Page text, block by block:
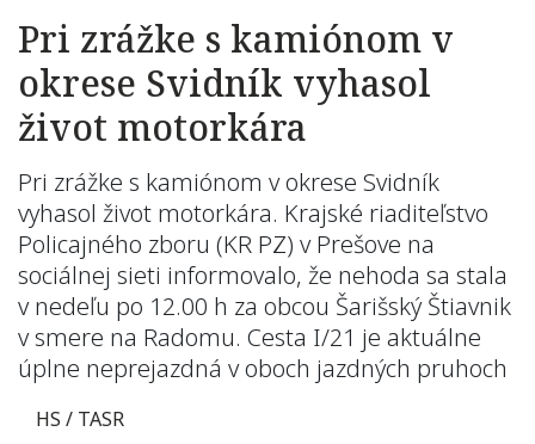
Pri zrážke s kamiónom v
okrese Svidník vyhasol
život motorkára
Pri zrážke s kamiónom v okrese Svidník
vyhasol život motorkára. Krajské riaditeľstvo
Policajného zboru (KR PZ) v Prešove na
sociálnej sieti informovalo, že nehoda sa stala
v nedeľu po 12.00 h za obcou Šarišský Štiavnik
v smere na Radomu. Cesta I/21 je aktuálne
úplne neprejazdná v oboch jazdných pruhoch
HS / TASR